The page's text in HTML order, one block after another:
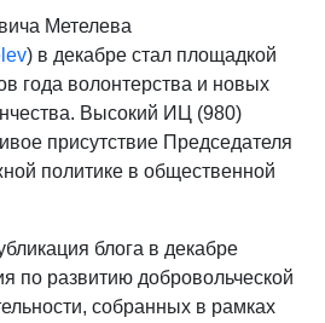
Метелева
) в декабре стал площадкой
года волонтерства и новых
Высокий ИЦ (980)
присутствие Председателя
политике в общественной
блога в декабре
по развитию добровольческой
собранных в рамках